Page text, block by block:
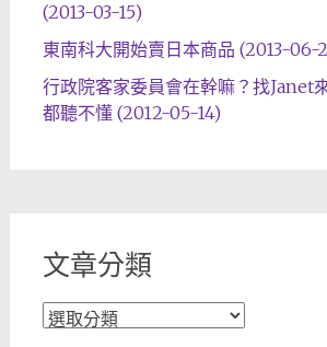
(2013-03-15)
東南科大開始賣日本商品 (2013-06-
行政院客家委員會在幹嘛？找Janet
都聽不懂 (2012-05-14)
文章分類
文